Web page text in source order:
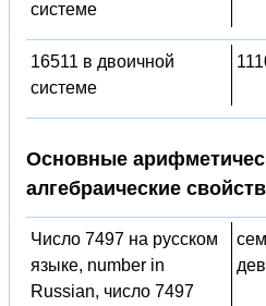
системе
16511 в двоичной
системе
Основные
алгебраические
Число 7497 на русском
языке, number in
Russian, число 7497